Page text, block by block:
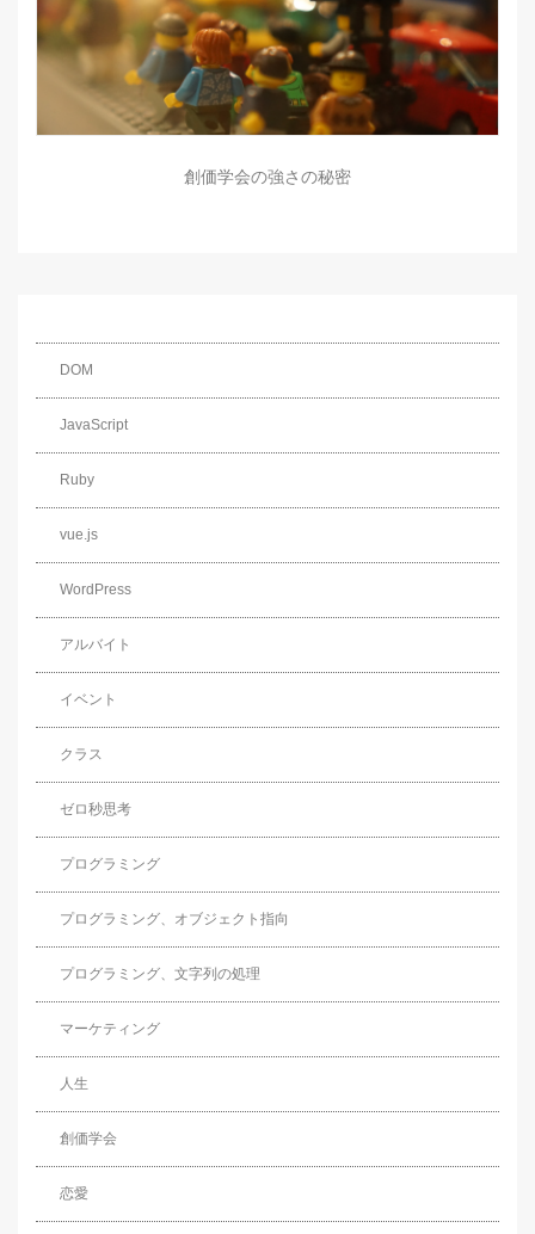
創価学会の強さの秘密
DOM
JavaScript
Ruby
vue.js
WordPress
アルバイト
イベント
クラス
ゼロ秒思考
プログラミング
プログラミング、オブジェクト指向
プログラミング、文字列の処理
マーケティング
人生
創価学会
恋愛